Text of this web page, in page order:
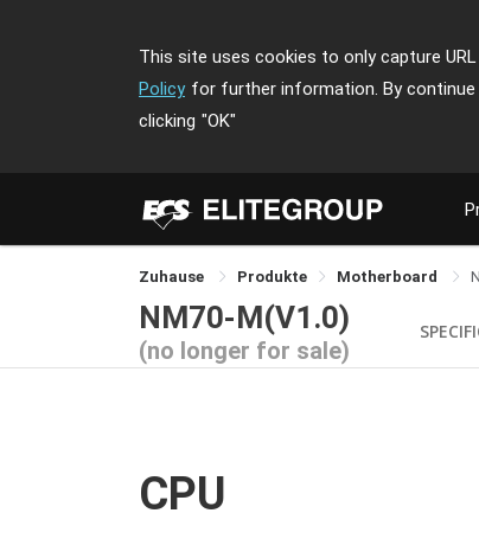
This site uses cookies to only capture
Policy for further information. By continue
clicking "OK"
Zuhause Produkte Motherboard
NM70-M(V1.0)
(no longer for sale)
CPU